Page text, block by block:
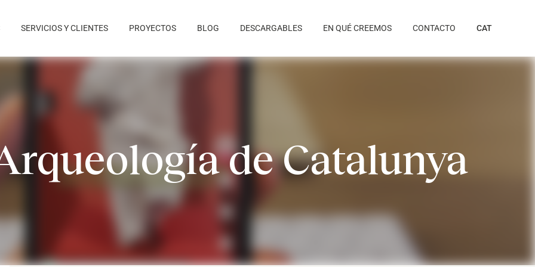
SERVICIOS Y CLIENTES PROYECTOS BLOG DESCARGABLES EN QUÉ CREEMOS CONTACTO CAT
de Catalunya